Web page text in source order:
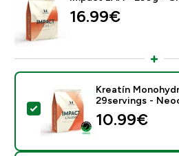
16.99€‎
Vybrať tento produkt -
Kreatín
29servings -
10.99€‎